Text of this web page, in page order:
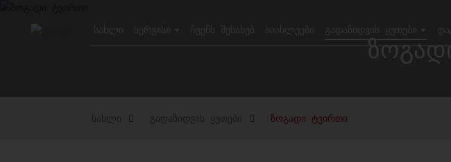
ᲡᲐᲮᲚᲘ ᲡᲔᲠᲕᲘᲡᲘ ᲩᲕᲔᲜᲡ ᲨᲔᲡᲐᲮᲔᲑ ᲡᲘᲐᲮᲚᲔᲔᲑᲘ ᲒᲐᲓᲐᲖᲘᲓᲕᲘᲡ ᲧᲣᲗᲔᲑᲘ
სახლი გადაზიდვის ყუთები ზოგადი ტვირთი